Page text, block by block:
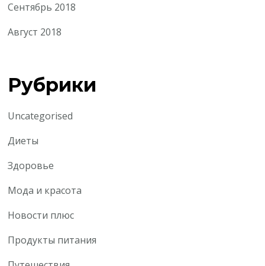
Сентябрь 2018
Август 2018
Рубрики
Uncategorised
Диеты
Здоровье
Мода и красота
Новости плюс
Продукты питания